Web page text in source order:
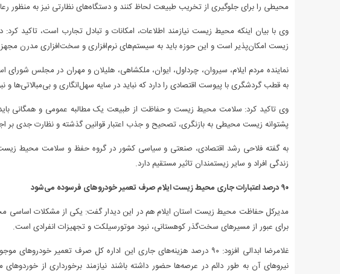
محیطی را برای جلوگیری از تخریب طبیعت لحاظ کنند و دستگاه‌های نظارتی نیز به منظور
وی با بیان اینکه محیط زیست نیازمند اطلاعات، امکانات و تبادل تجارب است، تاکید
زیست امکان‌پذیر است و این حوزه باید به سیستم‌های نرم‌افزاری و سخت‌افزاری مدرن
نماینده مردم ایلام، سیروان، چرداول، ایوان، ملکشاهی، هلیلان و مهران در مجلس
به قطب گردشگری با پیوست اقتصادی را دارد که نباید در سایه سهل‌انگاری و بی‌مبالاتی‌ها
وی تاکید کرد: سلامت محیط زیست و حفاظت از طبیعت یک مطالبه عمومی و همگانی
پشتوانه زیست محیطی به بازنگری، تصحیح و جذب اعتبار قوانین گذشته و نظارت جدی بر
به گفته فلاحی رشد اقتصادی، صنعتی و سیاسی کشور در گروه حفظ و سلامت محیط
زندگی افراد و سایر زیستمندان تاثیر مستقیم دارد.
۹۰ درصد اعتبارات جاری محیط زیست ایلام صرف تعمیر خودروهای فرسوده می‌شود
مدیرکل حفاظت محیط زیست استان ایلام هم در این دیدار گفت: یکی از مشکلات اساسی
برای عبور از مسیرهای سخت‌گذر کوهستانی، نبود موتورسیلکت و تجهیزات انفرادی است.
غلامرضا ابدالی افزود: ۹۰ درصد هزینه‌های جاری این اداره کل صرف
نیروهای آن به طور دائم در عرصه‌ها حضور داشته باشند نیازمند برخورداری از